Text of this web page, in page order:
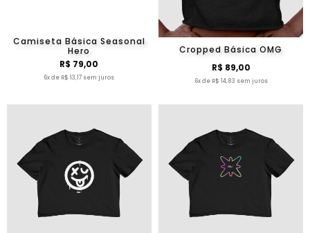
Camiseta Básica Seasonal
Hero
R$ 79,00
6x de R$ 13,17 sem juros
Cropped Básica OMG
R$ 89,00
6x de R$ 14,83 sem juros